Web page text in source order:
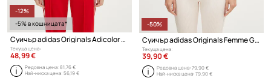
-12%
-5% в кошницата*
Суичър adidas Originals Adicolor Classics SST
Текуща цена:
48,99 €
Редовна цена:81,76 €
Най-ниска цена:56,19 €
-50%
Суичър adidas Originals Femme Galore Rib Cardigan
Текуща цена:
39,90 €
Редовна цена:79,90 €
Най-ниска цена:79,90 €